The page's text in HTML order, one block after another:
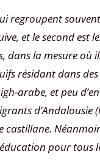
regroupent
et le second est
dans la mesure où
résidant dans des
arabe, et peu
d’Andalousie
castillane.
pour tous